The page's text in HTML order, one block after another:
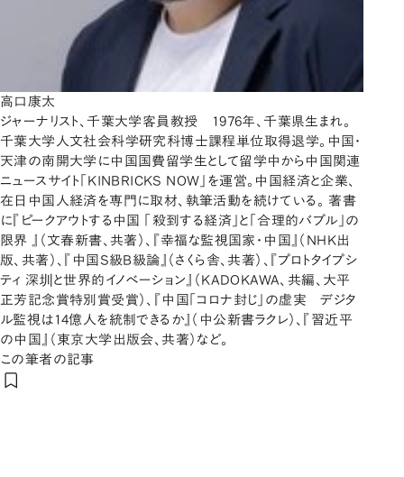
高口康太
ジャーナリスト、千葉大学客員教授 1976年、千葉県生まれ。
千葉大学人文社会科学研究科博士課程単位取得退学。中国・
天津の南開大学に中国国費留学生として留学中から中国関連
ニュースサイト「KINBRICKS NOW」を運営。中国経済と企業、
在日中国人経済を専門に取材、執筆活動を続けている。 著書
に『ピークアウトする中国 「殺到する経済」と「合理的バブル」の
限界 』（文春新書、共著）、『幸福な監視国家・中国』（NHK出
版、共著）、『中国S級B級論』（さくら舎、共著）、『プロトタイプシ
ティ 深圳と世界的イノベーション』（KADOKAWA、共編、大平
正芳記念賞特別賞受賞）、『中国「コロナ封じ」の虚実 デジタ
ル監視は14億人を統制できるか』（中公新書ラクレ）、『習近平
の中国』（東京大学出版会、共著）など。
この筆者の記事